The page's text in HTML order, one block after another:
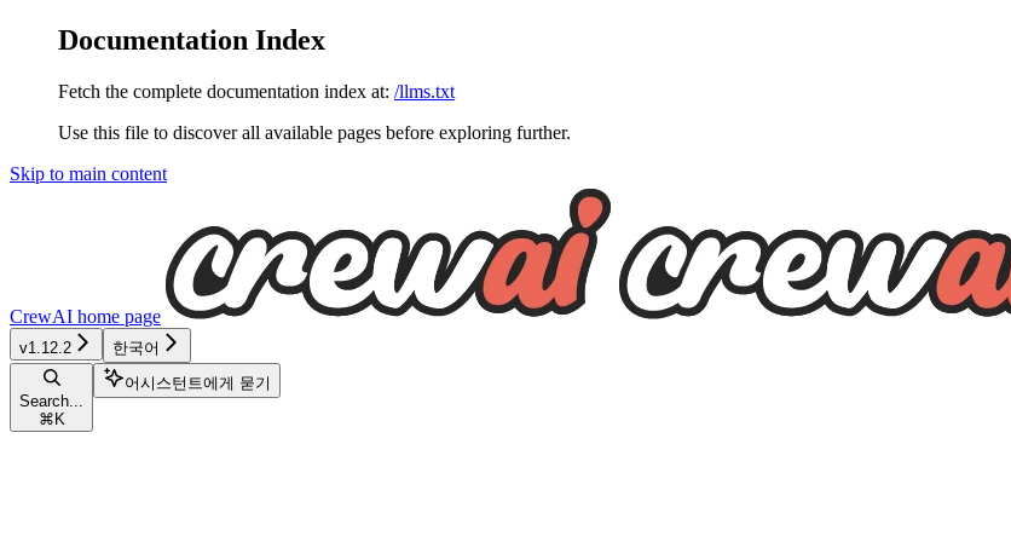
Documentation Index
Fetch the complete documentation index at: /llms.txt
Use this file to discover all available pages before exploring further.
Skip to main content
CrewAI home page
v1.12.2 한국어
Search...
⌘ K
어시스턴트에게 묻기